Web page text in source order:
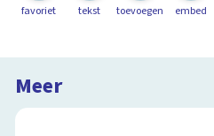
favoriet tekst toevoegen embed
Meer